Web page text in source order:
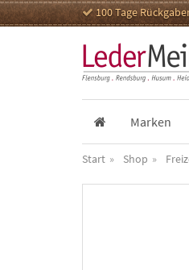
100 Tage
Marken
Start Shop